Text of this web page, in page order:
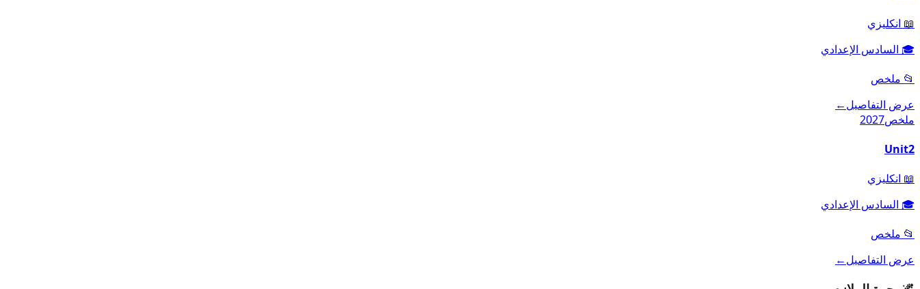
📖 انكليزي
🎓 السادس الإعدادي
📂 ملخص
عرض التفاصيل←
ملخص2027
Unit2
📖 انكليزي
🎓 السادس الإعدادي
📂 ملخص
عرض التفاصيل←